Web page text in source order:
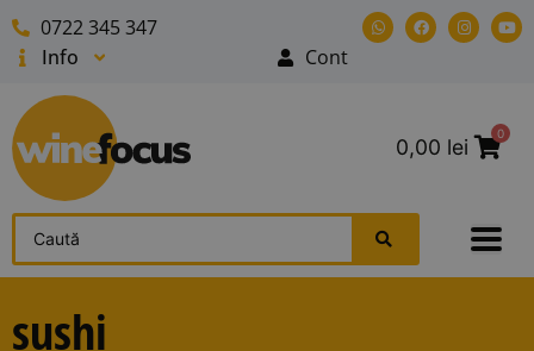
0722 345 347
Info
Cont
0,00 lei
0
sushi